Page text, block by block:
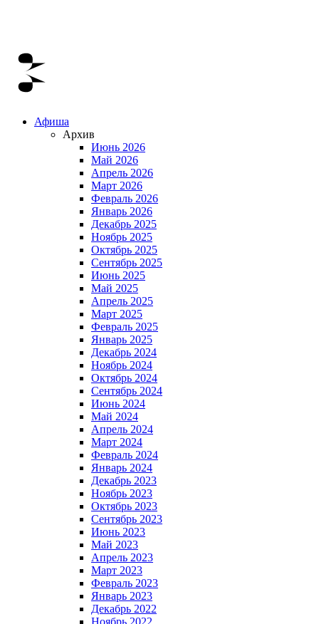
Афиша
Архив
Июнь 2026
Май 2026
Апрель 2026
Март 2026
Февраль 2026
Январь 2026
Декабрь 2025
Ноябрь 2025
Октябрь 2025
Сентябрь 2025
Июнь 2025
Май 2025
Апрель 2025
Март 2025
Февраль 2025
Январь 2025
Декабрь 2024
Ноябрь 2024
Октябрь 2024
Сентябрь 2024
Июнь 2024
Май 2024
Апрель 2024
Март 2024
Февраль 2024
Январь 2024
Декабрь 2023
Ноябрь 2023
Октябрь 2023
Сентябрь 2023
Июнь 2023
Май 2023
Апрель 2023
Март 2023
Февраль 2023
Январь 2023
Декабрь 2022
Ноябрь 2022